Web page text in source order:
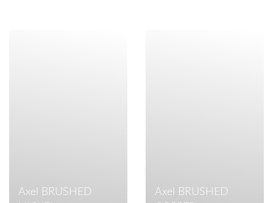
Axel BRUSHED
Axel BRUSHED